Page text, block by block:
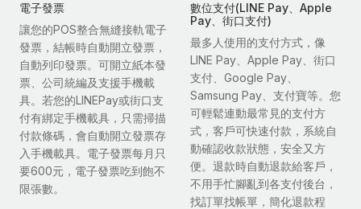
電子發票
讓您的POS整合無縫接軌電子
發票，結帳時自動開立發票，
自動列印發票。可開立紙本發
票、公司統編及支援手機載
具。若您的LINEPay或街口支
付有綁定手機載具，只需掃描
付款條碼，會自動開立發票存
入手機載具。電子發票每月只
要600元，電子發票吃到飽不
限張數。
數位支付(LINE Pay、Apple
Pay、街口支付)
最多人使用的支付方式，像
LINE Pay、Apple Pay、街口
支付、Google Pay、
Samsung Pay、支付寶等。您
可輕鬆連動最常見的支付方
式，客戶可快速付款，系統自
動確認收款狀態，安全又方
便。退款時自動退款給客戶，
不用手忙腳亂到各支付後台，
找訂單找帳單，簡化退款程